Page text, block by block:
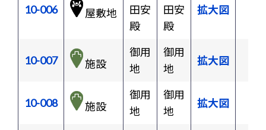
10-006 屋敷地
田安
殿
田安
殿
拡大図
10-007 施設
御用
地
御用
地
拡大図
10-008 施設
御用
地
御用
地
拡大図